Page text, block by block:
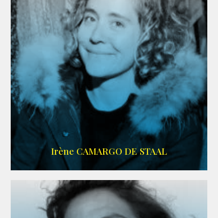
ALLOCINE
Irène CAMARGO DE STAAL